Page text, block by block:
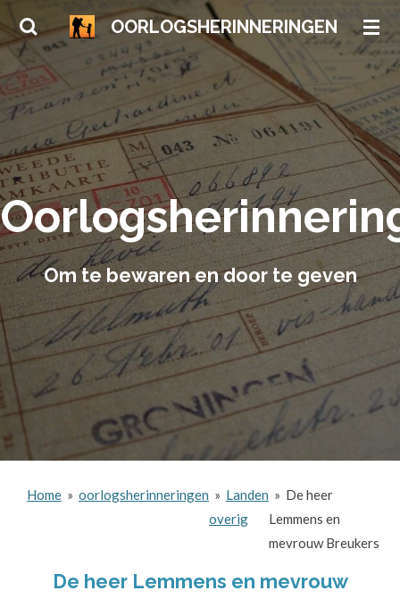
Ga
direct
naar
hoofdinhoud
OORLOGSHERINNERINGEN
Om te bewaren en door te geven
Home » oorlogsherinneringen » Landen
overig
» De heer
Lemmens en
mevrouw Breukers
De heer Lemmens en mevrouw